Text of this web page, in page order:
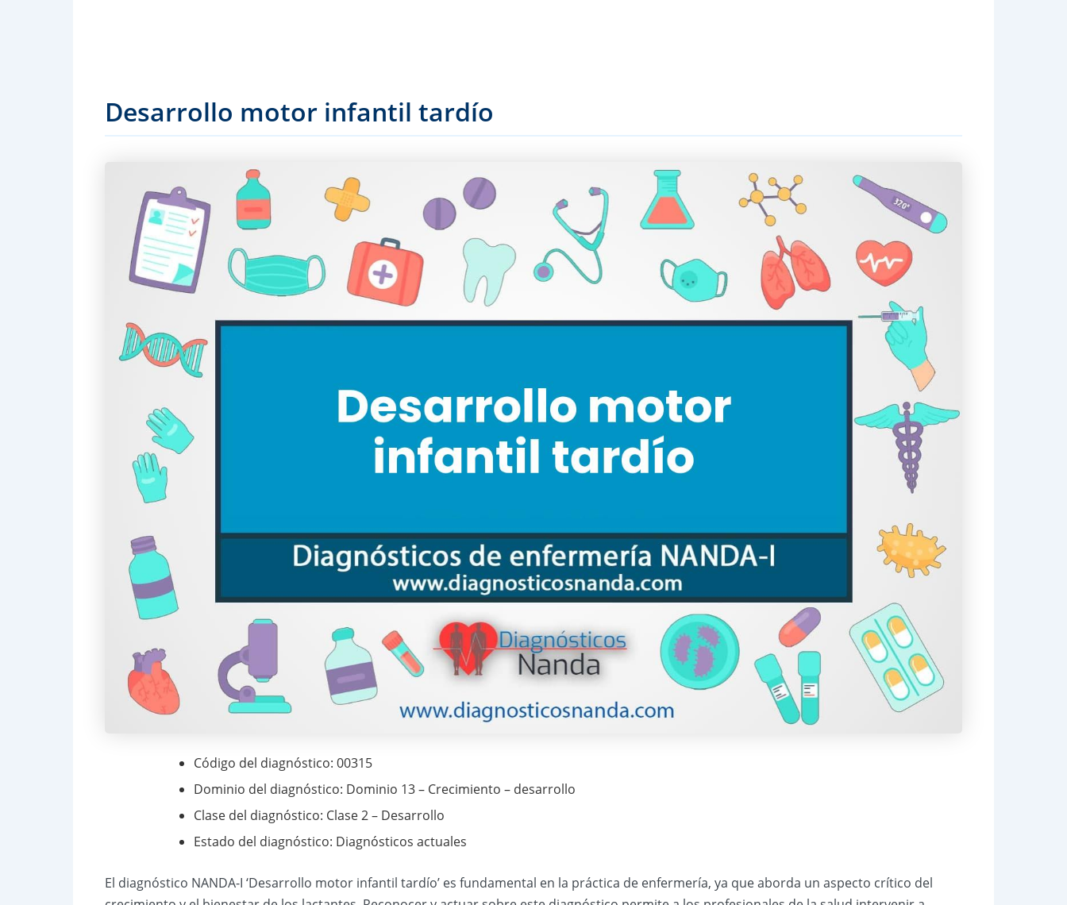
Desarrollo motor infantil tardío
Código del diagnóstico: 00315
Dominio del diagnóstico: Dominio 13 – Crecimiento – desarrollo
Clase del diagnóstico: Clase 2 – Desarrollo
Estado del diagnóstico: Diagnósticos actuales
El diagnóstico NANDA-I ‘Desarrollo motor infantil tardío’ es fundamental en la práctica de enfermería, ya que aborda un aspecto crítico del